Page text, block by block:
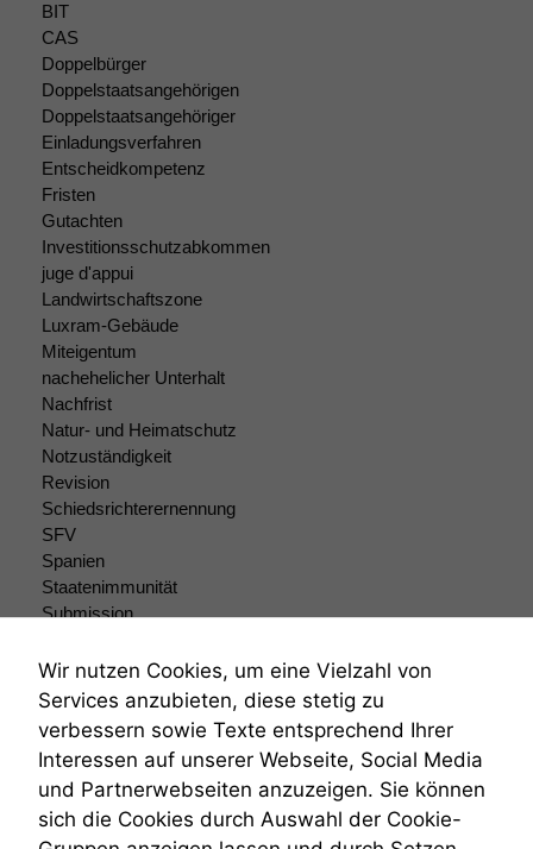
BIT
CAS
Doppelbürger
Doppelstaatsangehörigen
Doppelstaatsangehöriger
Einladungsverfahren
Entscheidkompetenz
Fristen
Gutachten
Investitionsschutzabkommen
juge d'appui
Landwirtschaftszone
Luxram-Gebäude
Miteigentum
nachehelicher Unterhalt
Nachfrist
Natur- und Heimatschutz
Notzuständigkeit
Revision
Schiedsrichterernennung
SFV
Spanien
Staatenimmunität
Submission
Teilungsklage
Venezuela
VRK
Wiederherstellungsanordnung
Zivilprozessordnung
ZPO
Zustellfiktion
Wir nutzen Cookies, um eine Vielzahl von
Services anzubieten, diese stetig zu
verbessern sowie Texte entsprechend Ihrer
Interessen auf unserer Webseite, Social Media
und Partnerwebseiten anzuzeigen. Sie können
sich die Cookies durch Auswahl der Cookie-